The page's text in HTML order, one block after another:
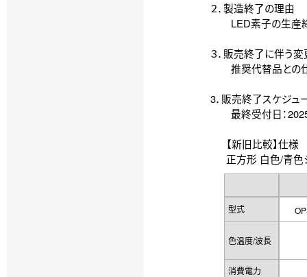
２．製造終了の理由
LED素子の生産
３．販売終了に伴う
推奨代替品との仕
3．販売終了スケジュ
最終受付日：2025
【新旧比較】仕様
正方形 白色/青色
型式
色温度/波長
消費電力